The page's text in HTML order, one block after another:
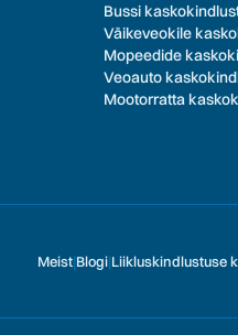
Bussi
Väikeveokile
Mopeedide
Veoauto
Mootorratta
Meist|Blogi|Liikluskindlustuse